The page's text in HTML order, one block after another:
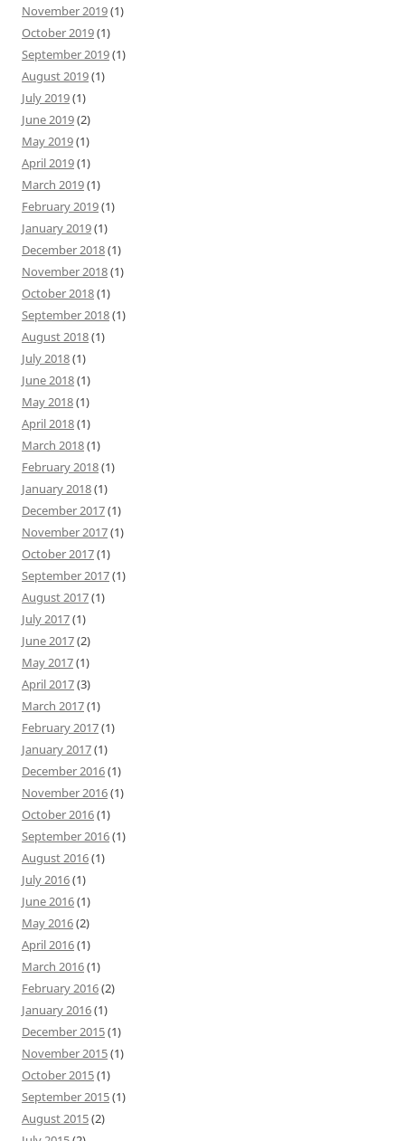
November 2019(1)
October 2019(1)
September 2019(1)
August 2019(1)
July 2019(1)
June 2019(2)
May 2019(1)
April 2019(1)
March 2019(1)
February 2019(1)
January 2019(1)
December 2018(1)
November 2018(1)
October 2018(1)
September 2018(1)
August 2018(1)
July 2018(1)
June 2018(1)
May 2018(1)
April 2018(1)
March 2018(1)
February 2018(1)
January 2018(1)
December 2017(1)
November 2017(1)
October 2017(1)
September 2017(1)
August 2017(1)
July 2017(1)
June 2017(2)
May 2017(1)
April 2017(3)
March 2017(1)
February 2017(1)
January 2017(1)
December 2016(1)
November 2016(1)
October 2016(1)
September 2016(1)
August 2016(1)
July 2016(1)
June 2016(1)
May 2016(2)
April 2016(1)
March 2016(1)
February 2016(2)
January 2016(1)
December 2015(1)
November 2015(1)
October 2015(1)
September 2015(1)
August 2015(2)